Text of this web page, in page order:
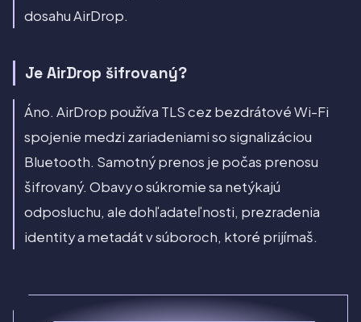
dosahu AirDrop.
Je AirDrop šifrovaný?
Áno. AirDrop používa TLS cez bezdrátové Wi-Fi
spojenie medzi zariadeniami so signalizáciou
Bluetooth. Samotný prenos je počas prenosu
šifrovaný. Obavy o súkromie sa netýkajú
odposluchu, ale dohľadateľnosti, prezradenia
identity a metadát v súboroch, ktoré prijímaš.